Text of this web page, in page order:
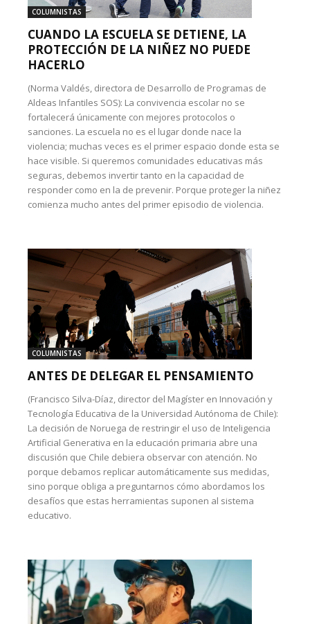
COLUMNISTAS
CUANDO LA ESCUELA SE DETIENE, LA
PROTECCIÓN DE LA NIÑEZ NO PUEDE
HACERLO
(Norma Valdés, directora de Desarrollo de Programas de
Aldeas Infantiles SOS): La convivencia escolar no se
fortalecerá únicamente con mejores protocolos o
sanciones. La escuela no es el lugar donde nace la
violencia; muchas veces es el primer espacio donde esta se
hace visible. Si queremos comunidades educativas más
seguras, debemos invertir tanto en la capacidad de
responder como en la de prevenir. Porque proteger la niñez
comienza mucho antes del primer episodio de violencia.
COLUMNISTAS
ANTES DE DELEGAR EL PENSAMIENTO
(Francisco Silva-Díaz, director del Magíster en Innovación y
Tecnología Educativa de la Universidad Autónoma de Chile):
La decisión de Noruega de restringir el uso de Inteligencia
Artificial Generativa en la educación primaria abre una
discusión que Chile debiera observar con atención. No
porque debamos replicar automáticamente sus medidas,
sino porque obliga a preguntarnos cómo abordamos los
desafíos que estas herramientas suponen al sistema
educativo.